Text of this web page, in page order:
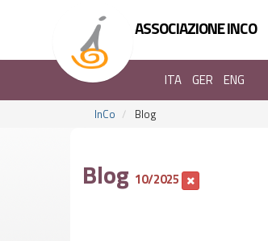
ASSOCIAZIONE INCO
ITA GER ENG
InCo Blog
Blog 10/2025